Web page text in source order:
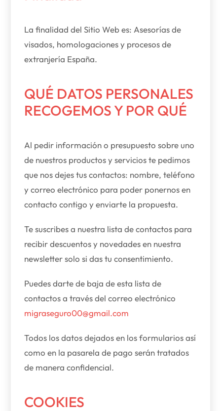
La finalidad del Sitio Web es: Asesorías de
visados, homologaciones y procesos de
extranjería España.
QUÉ DATOS PERSONALES
RECOGEMOS Y POR QUÉ
Al pedir información o presupuesto sobre uno
de nuestros productos y servicios te pedimos
que nos dejes tus contactos: nombre, teléfono
y correo electrónico para poder ponernos en
contacto contigo y enviarte la propuesta.
Te suscribes a nuestra lista de contactos para
recibir descuentos y novedades en nuestra
newsletter solo si das tu consentimiento.
Puedes darte de baja de esta lista de
contactos a través del correo electrónico
migraseguro00@gmail.com
Todos los datos dejados en los formularios así
como en la pasarela de pago serán tratados
de manera confidencial.
COOKIES